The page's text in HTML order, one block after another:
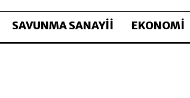
SAVUNMA SANAYİİ EKONOMİ